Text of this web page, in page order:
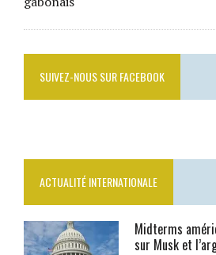
SUIVEZ-NOUS SUR FACEBOOK
ACTUALITÉ INTERNATIONALE
Midterms
sur Musk et